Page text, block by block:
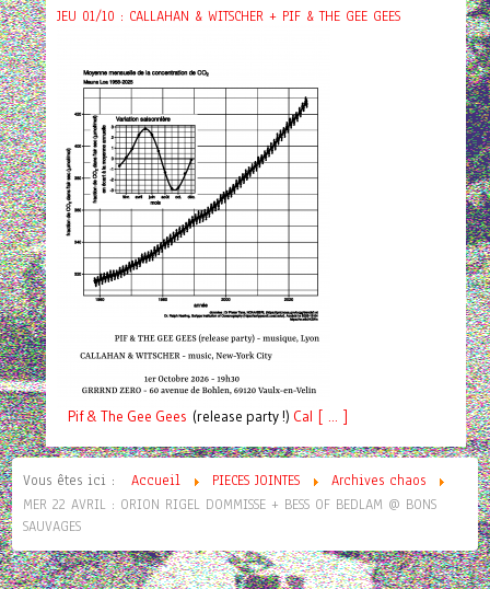
JEU 01/10 : CALLAHAN & WITSCHER + PIF & THE GEE GEES
Pif& The Gee Gees (release party !) Cal [ ... ]
Vous êtes ici : Accueil PIECES JOINTES
Archives chaos
MER 22 AVRIL : ORION RIGEL DOMMISSE + BESS OF BEDLAM @ BONS
SAUVAGES